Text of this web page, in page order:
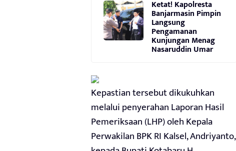
Ketat! Kapolresta
Banjarmasin Pimpin
Langsung
Pengamanan
Kunjungan Menag
Nasaruddin Umar
Kepastian tersebut dikukuhkan
melalui penyerahan Laporan Hasil
Pemeriksaan (LHP) oleh Kepala
Perwakilan BPK RI Kalsel, Andriyanto,